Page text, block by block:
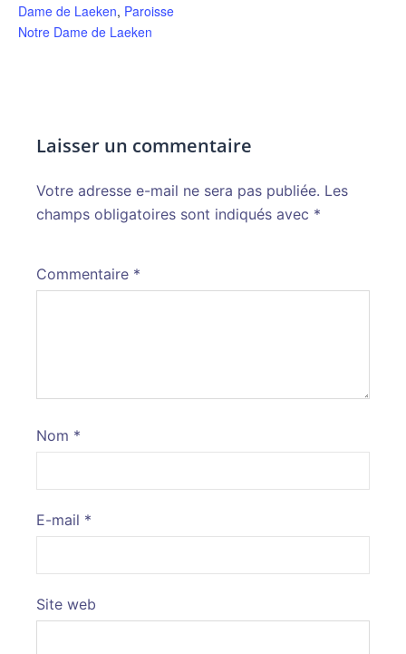
Dame de Laeken, Paroisse
Notre Dame de Laeken
Laisser un commentaire
Votre adresse e-mail ne sera pas publiée. Les
champs obligatoires sont indiqués avec *
Commentaire *
Nom *
E-mail *
Site web
Alternative: